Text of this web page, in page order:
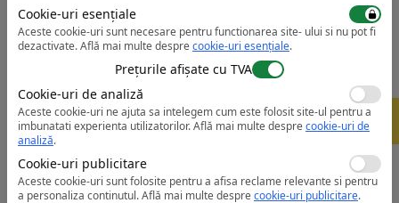
Majoritatea modelelor de pantaloni antistatici sunt unisex si
ideali pentru industria electronica, in special pentru
manipularea componentelor, datorita calitatilor lor antistatice.
Sunt adecvati pentru profesii si domenii de activitate precum:
inginerie, electronice, electricieni sau mecanica, asamblare,
depozite, transport, manipularea materialelor, automatizare,
etc.
Caracteristici functionale:
Anti-Statici: certificati ca avand proprietati antistatice, va
protejeaza de descarcarea electrostatica in cazul unei explozii
Protectie electronica: ideali pentru manipularea componentelor,
electronicele nu vor fi deteriorate de fenomene electrostatice
Cookie-uri esențiale
Aceste cookie-uri sunt necesare pentru functionarea site- ului si nu pot fi
dezactivate.Află mai multe desprecookie-uri esențiale.
Prețurile afișate cu TVA
Cookie-uri de analiză
Aceste cookie-uri ne ajuta sa intelegem cum este folosit site-ul pentru a
imbunatati experienta utilizatorilor.Află mai multe desprecookie-uri de
analiză.
Cookie-uri publicitare
Aceste cookie-uri sunt folosite pentru a afisa reclame relevante si pentru
a personaliza continutul.Află mai multe desprecookie-uri publicitare.